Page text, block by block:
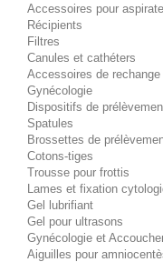
Accessoires pour
Récipients
Filtres
Canules et cathéters
Accessoires de
Gynécologie
Dispositifs de
Spatules
Brossettes de
Cotons-tiges
Trousse pour frottis
Lames et fixation
Gel lubrifiant
Gel pour ultrasons
Gynécologie et
Aiguilles pour